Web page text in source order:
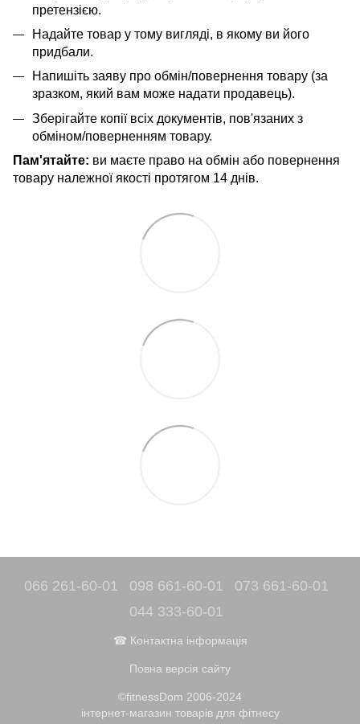
претензією.
Надайте товар у тому вигляді, в якому ви його
придбали.
Напишіть заяву про обмін/повернення товару (за
зразком, який вам може надати продавець).
Зберігайте копії всіх документів, пов'язаних з
обміном/поверненням товару.
Пам'ятайте: ви маєте право на обмін або повернення
товару належної якості протягом 14 днів.
066 261-60-01 098 661-60-01
073 661-60-01
044 333-60-01
☎ Контактна інформація
Повна версія сайту
©fitnessDom 2006-2024
інтернет-магазин товарів для фітнесу